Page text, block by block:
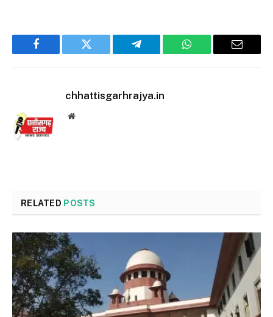
Facebook Twitter Telegram WhatsApp Email
chhattisgarhrajya.in
Website
RELATED POSTS